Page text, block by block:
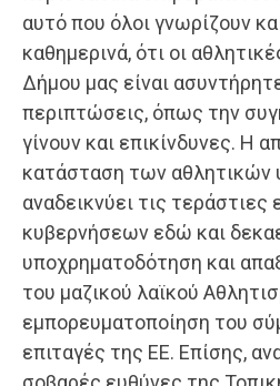
αυτό που όλοι γνωρίζουν
καθημερινά, ότι οι
Δήμου μας είναι
περιπτώσεις, όπως την
γίνουν και επικίνδυνες. Η
κατάσταση των αθλητικών
αναδεικνύει τις
κυβερνήσεων εδώ και
υποχρηματοδότηση και
του μαζικού λαϊκού
εμπορευματοποίηση του
επιταγές της ΕΕ. Επίσης,